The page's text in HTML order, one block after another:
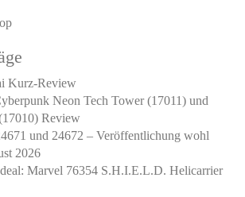
Kurz-Review
Neon Tech Tower (17011) und
Review
und 24672 – Veröffentlichung wohl
2026
Marvel 76354 S.H.I.E.L.D. Helicarrier